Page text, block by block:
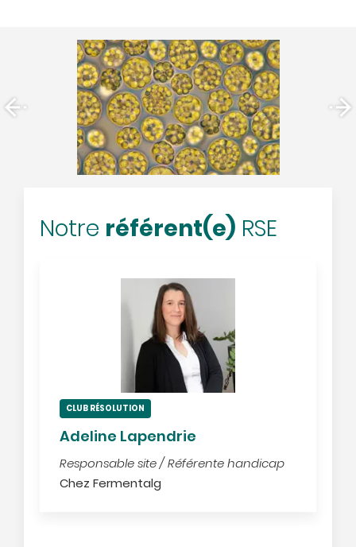
Notre référent(e) RSE
CLUB RÉSOLUTION
Adeline Lapendrie
Responsable site / Référente handicap
Chez Fermentalg